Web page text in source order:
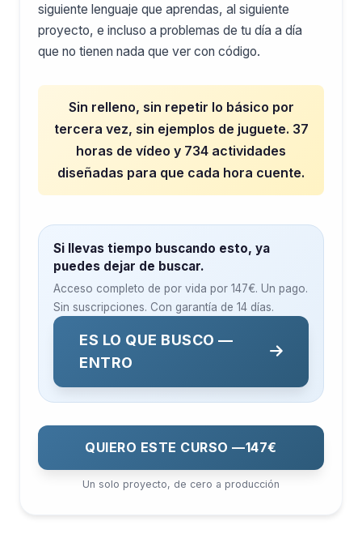
siguiente lenguaje que aprendas, al siguiente
proyecto, e incluso a problemas de tu día a día
que no tienen nada que ver con código.
Sin relleno, sin repetir lo básico por
tercera vez, sin ejemplos de juguete. 37
horas de vídeo y 734 actividades
diseñadas para que cada hora cuente.
Si llevas tiempo buscando esto, ya
puedes dejar de buscar.
Acceso completo de por vida por 147€. Un pago.
Sin suscripciones. Con garantía de 14 días.
ES LO QUE BUSCO —
ENTRO
QUIERO ESTE CURSO —147€
Un solo proyecto, de cero a producción